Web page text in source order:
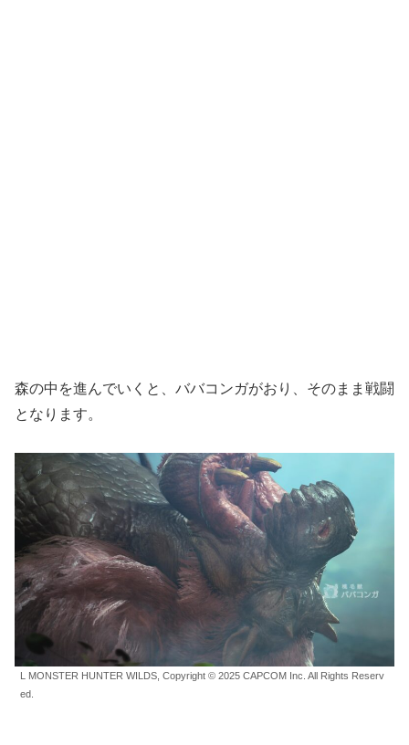
森の中を進んでいくと、ババコンガがおり、そのまま戦闘
となります。
L MONSTER HUNTER WILDS, Copyright © 2025 CAPCOM Inc. All Rights Reserv
ed.